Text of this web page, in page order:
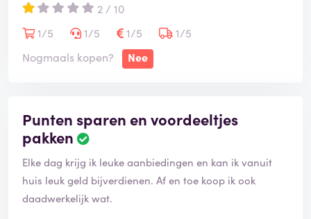
2 / 10
1/5
1/5 1/5
1/5
Nogmaals kopen?
Nee
Punten sparen en voordeeltjes
pakken
Elke dag krijg ik leuke aanbiedingen en kan ik vanuit
huis leuk geld bijverdienen. Af en toe koop ik ook
daadwerkelijk wat.